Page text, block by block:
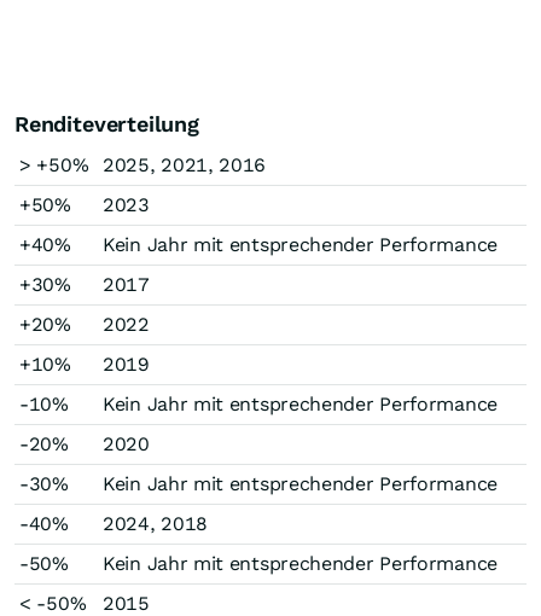
Renditeverteilung
> +50%
2025, 2021, 2016
+50%
2023
+40%
Kein Jahr mit entsprechender Performance
+30%
2017
+20%
2022
+10%
2019
-10%
Kein Jahr mit entsprechender Performance
-20%
2020
-30%
Kein Jahr mit entsprechender Performance
-40%
2024, 2018
-50%
Kein Jahr mit entsprechender Performance
< -50%
2015